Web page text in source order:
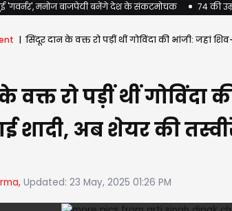
हुई 'गवर्नर', मनोज बाजपेयी बनेंगे देश के संकटमोचक 74 की
सिंदूर दान के वक्त रो पड़ीं थीं गोविंदा की भांजी: जहां
वक्त रो पड़ीं थीं गोविंदा
शादी, अब शेयर की
Updated: 23 May, 2025 01:26 PM